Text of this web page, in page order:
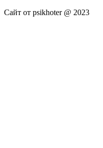
Сайт от psikhoter @ 2023